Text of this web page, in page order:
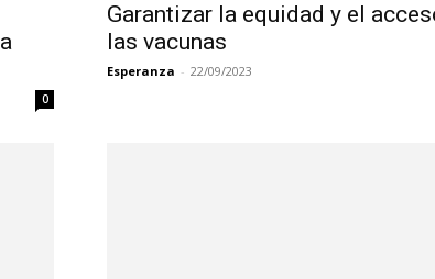
0
Garantizar la equidad y el
las vacunas
Esperanza - 22/09/2023